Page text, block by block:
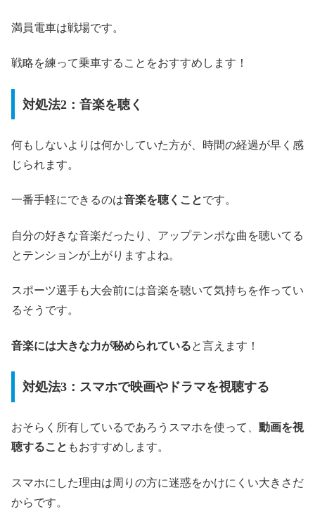
満員電車は戦場です。
戦略を練って乗車することをおすすめします！
対処法2：音楽を聴く
何もしないよりは何かしていた方が、時間の経過が早く感
じられます。
一番手軽にできるのは音楽を聴くことです。
自分の好きな音楽だったり、アップテンポな曲を聴いてる
とテンションが上がりますよね。
スポーツ選手も大会前には音楽を聴いて気持ちを作ってい
るそうです。
音楽には大きな力が秘められていると言えます！
対処法3：スマホで映画やドラマを視聴する
おそらく所有しているであろうスマホを使って、 動画を視
聴すること もおすすめします。
スマホにした理由は周りの方に迷惑をかけにくい大きさだ
からです。